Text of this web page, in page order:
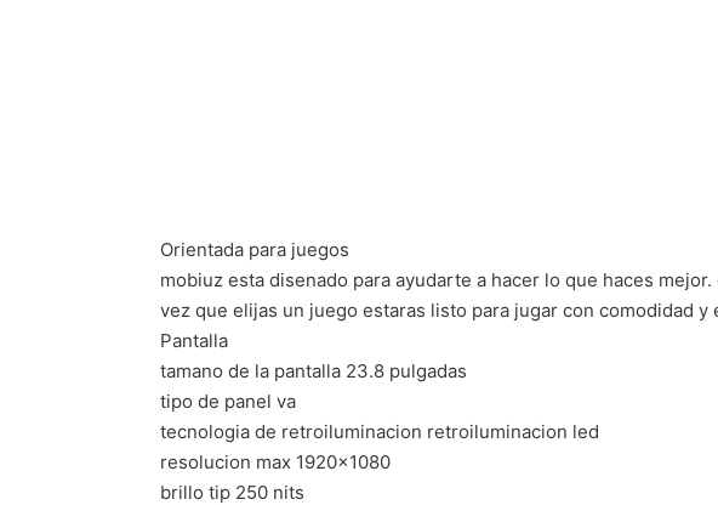
Orientada para juegos
mobiuz esta disenado para ayudarte a hacer lo que haces
vez que elijas un juego estaras listo para jugar con comodidad y
Pantalla
tamano de la pantalla 23.8 pulgadas
tipo de panel va
tecnologia de retroiluminacion retroiluminacion led
resolucion max 1920×1080
brillo tip 250 nits